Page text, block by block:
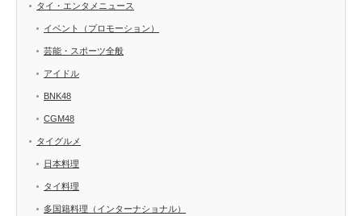
タイ・エンタメニュース
イベント（プロモーション）
芸能・スポーツ全般
アイドル
BNK48
CGM48
タイグルメ
日本料理
タイ料理
多国籍料理（インターナショナル）